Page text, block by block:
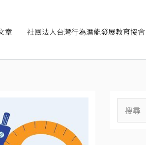
章 社團法人台灣行為潛能發展教育協會